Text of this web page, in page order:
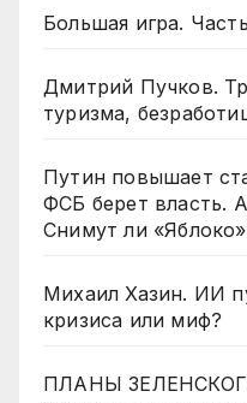
Большая игра.
Дмитрий Пучков.
туризма,
Путин повышает
ФСБ берет власть.
Снимут ли
Михаил Хазин. ИИ
кризиса или миф?
ПЛАНЫ